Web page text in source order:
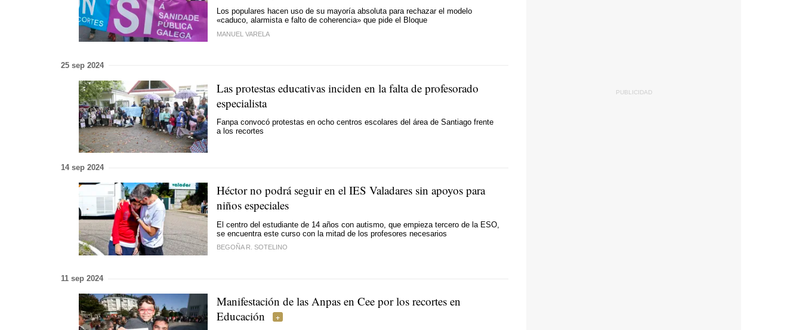
Los populares hacen uso de su mayoría absoluta para rechazar el modelo
«caduco, alarmista e falto de coherencia» que pide el Bloque
MANUEL VARELA
25 sep 2024
Las protestas educativas inciden en la falta de profesorado
especialista
Fanpa convocó protestas en ocho centros escolares del área de Santiago frente
a los recortes
14 sep 2024
Héctor no podrá seguir en el IES Valadares sin apoyos para
niños especiales
El centro del estudiante de 14 años con autismo, que empieza tercero de la ESO,
se encuentra este curso con la mitad de los profesores necesarios
BEGOÑA R. SOTELINO
11 sep 2024
Manifestación de las Anpas en Cee por los recortes en
Educación